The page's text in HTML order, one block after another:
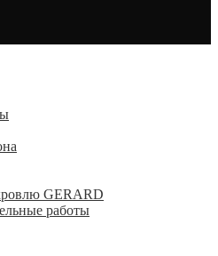
GERARD
работы